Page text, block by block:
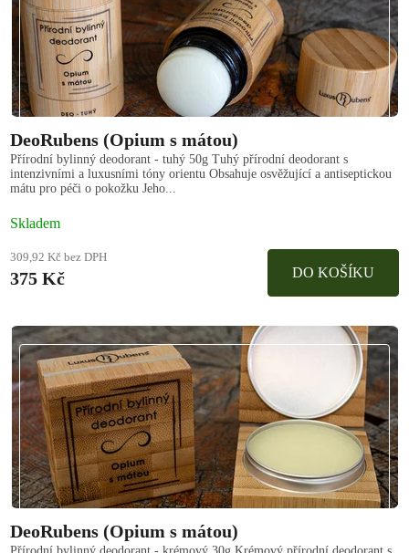
DeoRubens (Opium s mátou)
Přírodní bylinný deodorant - tuhý 50g Tuhý přírodní deodorant s
intenzivními a luxusními tóny orientu Obsahuje osvěžující a antiseptickou
mátu pro péči o pokožku Jeho...
Skladem
309,92 Kč bez DPH
375 Kč DO KOŠÍKU
DeoRubens (Opium s mátou)